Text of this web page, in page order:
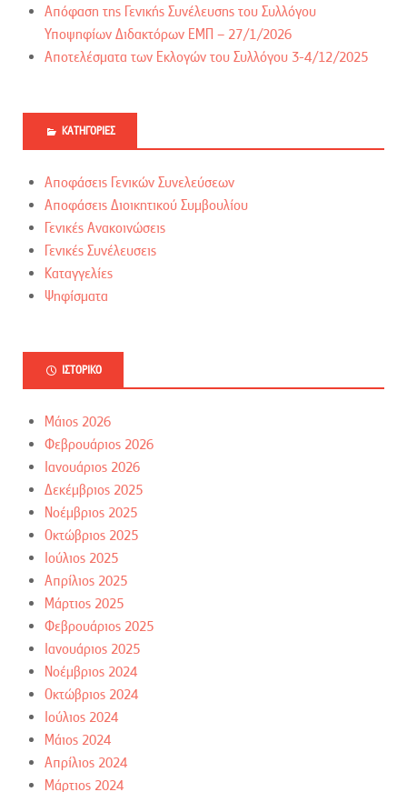
Απόφαση της Γενικής Συνέλευσης του Συλλόγου
Υποψηφίων Διδακτόρων ΕΜΠ – 27/1/2026
Αποτελέσματα των Εκλογών του Συλλόγου 3-4/12/2025
ΚΑΤΗΓΟΡΊΕΣ
Αποφάσεις Γενικών Συνελεύσεων
Αποφάσεις Διοικητικού Συμβουλίου
Γενικές Ανακοινώσεις
Γενικές Συνέλευσεις
Καταγγελίες
Ψηφίσματα
ΙΣΤΟΡΙΚΌ
Μάιος 2026
Φεβρουάριος 2026
Ιανουάριος 2026
Δεκέμβριος 2025
Νοέμβριος 2025
Οκτώβριος 2025
Ιούλιος 2025
Απρίλιος 2025
Μάρτιος 2025
Φεβρουάριος 2025
Ιανουάριος 2025
Νοέμβριος 2024
Οκτώβριος 2024
Ιούλιος 2024
Μάιος 2024
Απρίλιος 2024
Μάρτιος 2024